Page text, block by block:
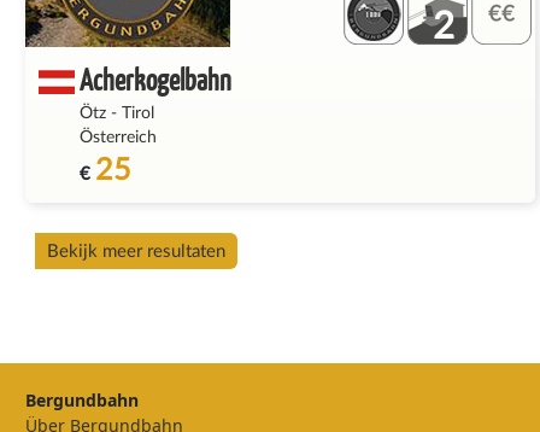
Acherkogelbahn
Ötz- Tirol
Österreich
€ 25
2
Bekijk meer resultaten
Bergundbahn
Über Bergundbahn